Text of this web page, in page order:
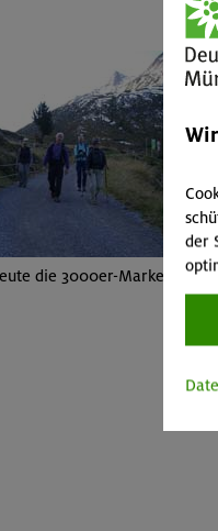
die 3000er-Marke
der